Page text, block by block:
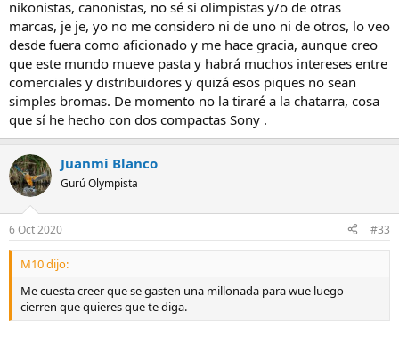
nikonistas, canonistas, no sé si olimpistas y/o de otras
marcas, je je, yo no me considero ni de uno ni de otros, lo veo
desde fuera como aficionado y me hace gracia, aunque creo
que este mundo mueve pasta y habrá muchos intereses entre
comerciales y distribuidores y quizá esos piques no sean
simples bromas. De momento no la tiraré a la chatarra, cosa
que sí he hecho con dos compactas Sony .
Juanmi Blanco
Gurú Olympista
6 Oct 2020 #33
M10 dijo:
Me cuesta creer que se gasten una millonada para wue luego
cierren que quieres que te diga.